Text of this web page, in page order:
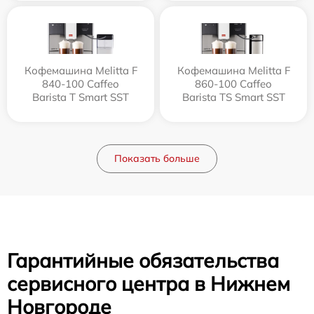
Кофемашина Melitta F
840-100 Caffeo
Barista T Smart SST
Кофемашина Melitta F
860-100 Caffeo
Barista TS Smart SST
Показать больше
Гарантийные обязательства
сервисного центра в Нижнем
Новгороде